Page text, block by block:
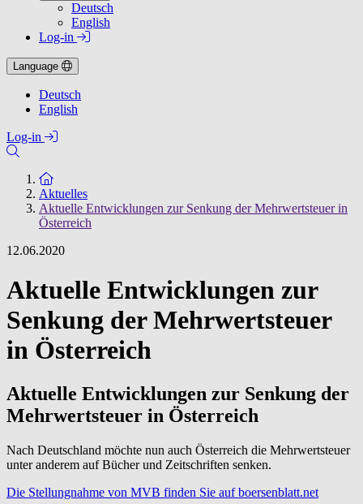
Deutsch
English
Log-in
Language
Deutsch
English
Log-in
Zur Startseite
Aktuelles
Aktuelle Entwicklungen zur Senkung der Mehrwertsteuer in
Österreich
12.06.2020
Aktuelle Entwicklungen zur
Senkung der Mehrwertsteuer
in Österreich
Aktuelle Entwicklungen zur Senkung der
Mehrwertsteuer in Österreich
Nach Deutschland möchte nun auch Österreich die Mehrwertsteuer
unter anderem auf Bücher und Zeitschriften senken.
Die Stellungnahme von MVB finden Sie auf boersenblatt.net